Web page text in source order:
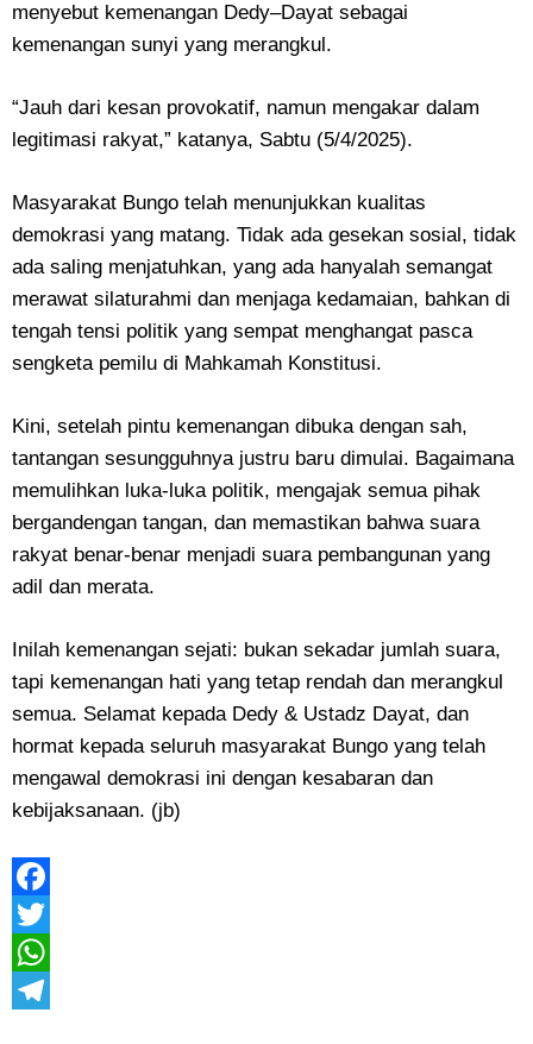
menyebut kemenangan Dedy–Dayat sebagai
kemenangan sunyi yang merangkul.
“Jauh dari kesan provokatif, namun mengakar dalam
legitimasi rakyat,” katanya, Sabtu (5/4/2025).
Masyarakat Bungo telah menunjukkan kualitas
demokrasi yang matang. Tidak ada gesekan sosial, tidak
ada saling menjatuhkan, yang ada hanyalah semangat
merawat silaturahmi dan menjaga kedamaian, bahkan di
tengah tensi politik yang sempat menghangat pasca
sengketa pemilu di Mahkamah Konstitusi.
Kini, setelah pintu kemenangan dibuka dengan sah,
tantangan sesungguhnya justru baru dimulai. Bagaimana
memulihkan luka-luka politik, mengajak semua pihak
bergandengan tangan, dan memastikan bahwa suara
rakyat benar-benar menjadi suara pembangunan yang
adil dan merata.
Inilah kemenangan sejati: bukan sekadar jumlah suara,
tapi kemenangan hati yang tetap rendah dan merangkul
semua. Selamat kepada Dedy & Ustadz Dayat, dan
hormat kepada seluruh masyarakat Bungo yang telah
mengawal demokrasi ini dengan kesabaran dan
kebijaksanaan. (jb)
Facebook
Twitter
WhatsApp